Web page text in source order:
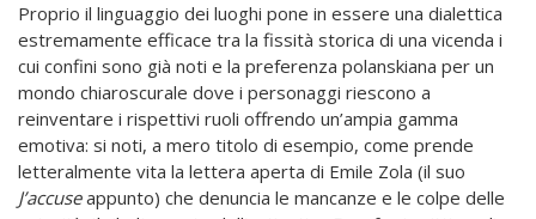
Proprio il linguaggio dei luoghi pone in essere una dialettica
estremamente efficace tra la fissità storica di una vicenda i
cui confini sono già noti e la preferenza polanskiana per un
mondo chiaroscurale dove i personaggi riescono a
reinventare i rispettivi ruoli offrendo un’ampia gamma
emotiva: si noti, a mero titolo di esempio, come prende
letteralmente vita la lettera aperta di Emile Zola (il suo
J’accuseappunto) che denuncia le mancanze e le colpe delle